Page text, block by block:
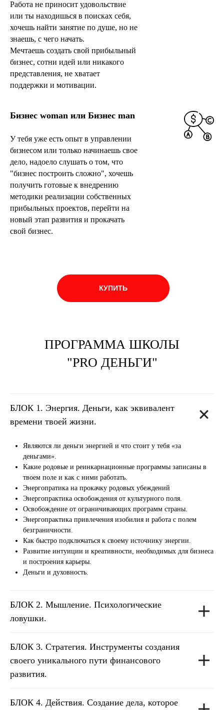
Работа не приносит удовольствие
или ты находишься в поисках себя,
хочешь найти занятие по душе, но не
знаешь, с чего начать.
Мечтаешь создать свой прибыльный
бизнес, сотни идей или никакого
представления, не хватает
поддержки и мотивации.
Бизнес woman или Бизнес man
У тебя уже есть опыт в управлении
бизнесом или только начинаешь свое
дело, надоело слушать о том, что
"бизнес построить сложно", хочешь
получить готовые к внедрению
методики реализации собственных
прибыльных проектов, перейти на
новый этап развития и прокачать
свой бизнес.
КУПИТЬ
ПРОГРАММА ШКОЛЫ
"PRO ДЕНЬГИ"
БЛОК 1. Энергия. Деньги, как эквивалент
времени твоей жизни.
Являются ли деньги энергией и что стоит у тебя «за
деньгами».
Какие родовые и реинкарнационные программы записаны в
твоем поле и как с ними работать.
Энергопратика на прокачку родовых убеждений
Энергопрактика освобождения от культурного поля.
Освобождение от ограничивающих программ страны.
Энергопрактика привлечения изобилия и работа с полем
безграничности.
Как быстро подключаться к своему источнику энергии.
Развитие интуиции и креативности, необходимых для бизнеса
и построения карьеры.
Деньги и духовность.
БЛОК 2. Мышление. Психологические
ловушки.
БЛОК 3. Стратегия. Инструменты создания
своего уникального пути финансового
развития.
БЛОК 4. Действия. Создание дела, которое